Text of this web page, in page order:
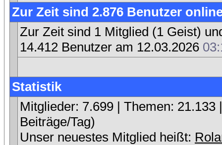
Zur Zeit sind 2.876 Benutzer
Zur Zeit sind 1 Mitglied (1 Geist)
14.412 Benutzer am 12.03.2026
Statistik
Mitglieder: 7.699 | Themen:
Beiträge/Tag)
Unser neuestes Mitglied heißt: